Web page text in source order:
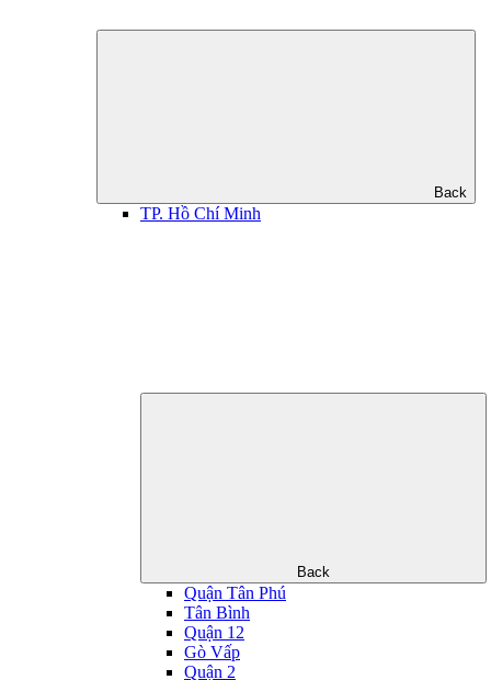
Back
TP. Hồ Chí Minh
Back
Quận Tân Phú
Tân Bình
Quận 12
Gò Vấp
Quận 2